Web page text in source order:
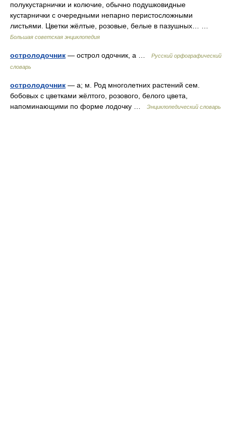
полукустарнички и колючие, обычно подушковидные
кустарнички с очередными непарно перистосложными
листьями. Цветки жёлтые, розовые, белые в пазушных… …
Большая советская энциклопедия
остролодочник — острол одочник, а …
Русский орфографический
словарь
остролодочник — а; м. Род многолетних растений сем.
бобовых с цветками жёлтого, розового, белого цвета,
напоминающими по форме лодочку …
Энциклопедический словарь